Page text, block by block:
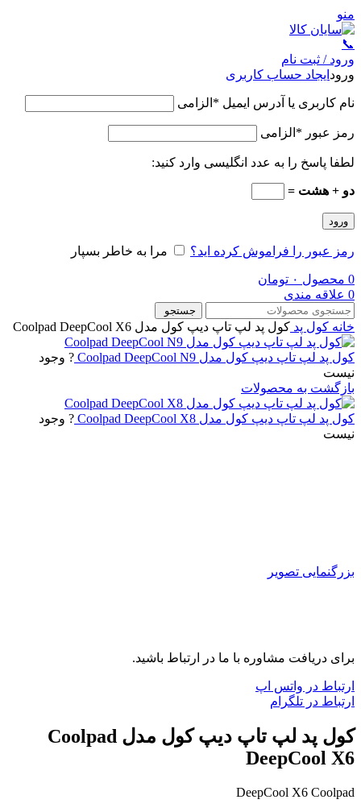
منو
📞
ورود / ثبت نام
ورود ایجاد حساب کاربری
نام کاربری یا آدرس ایمیل * الزامی
رمز عبور * الزامی
لطفا پاسخ را به عدد انگلیسی وارد کنید:
دو + هشت =
ورود
رمز عبور را فراموش کرده اید؟ مرا به خاطر بسپار
0 محصول ۰ تومان
0 علاقه مندی
جستجو
خانه کول پد کول پد لپ تاپ دیپ کول مدل Coolpad DeepCool X6
کول پد لپ تاپ دیپ کول مدل Coolpad DeepCool N9
? وجود
نیست
بازگشت به محصولات
کول پد لپ تاپ دیپ کول مدل Coolpad DeepCool X8
? وجود
نیست
بزرگنمایی تصویر
برای دریافت مشاوره با ما در ارتباط باشید.
ارتباط در واتس اپ
ارتباط در تلگرام
کول پد لپ تاپ دیپ کول مدل Coolpad
DeepCool X6
DeepCool X6 Coolpad